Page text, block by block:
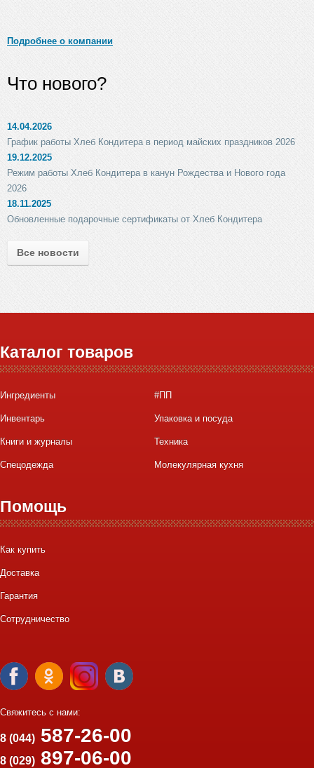
Подробнее о компании
Что нового?
14.04.2026
График работы Хлеб Кондитера в период майских праздников 2026
19.12.2025
Режим работы Хлеб Кондитера в канун Рождества и Нового года
2026
18.11.2025
Обновленные подарочные сертификаты от Хлеб Кондитера
Все новости
Каталог товаров
Ингредиенты #ПП
Инвентарь Упаковка и посуда
Книги и журналы Техника
Спецодежда Молекулярная кухня
Помощь
Как купить
Доставка
Гарантия
Сотрудничество
Свяжитесь с нами:
8 (044) 587-26-00
8 (029) 897-06-00